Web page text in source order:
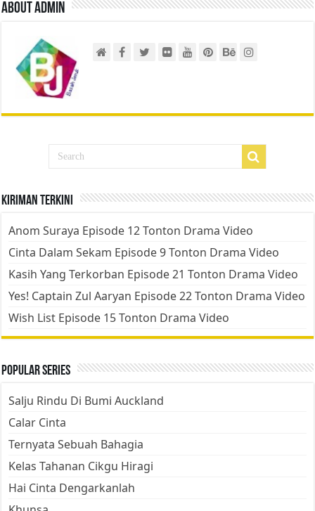
About admin
Kiriman Terkini
Anom Suraya Episode 12 Tonton Drama Video
Cinta Dalam Sekam Episode 9 Tonton Drama Video
Kasih Yang Terkorban Episode 21 Tonton Drama Video
Yes! Captain Zul Aaryan Episode 22 Tonton Drama Video
Wish List Episode 15 Tonton Drama Video
Popular Series
Salju Rindu Di Bumi Auckland
Calar Cinta
Ternyata Sebuah Bahagia
Kelas Tahanan Cikgu Hiragi
Hai Cinta Dengarkanlah